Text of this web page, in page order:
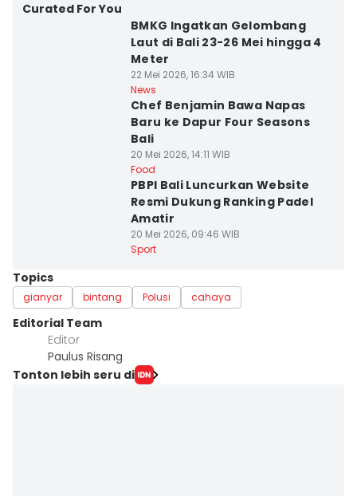
Curated For You
BMKG Ingatkan Gelombang
Laut di Bali 23-26 Mei hingga 4
Meter
22 Mei 2026, 16:34 WIB
News
Chef Benjamin Bawa Napas
Baru ke Dapur Four Seasons
Bali
20 Mei 2026, 14:11 WIB
Food
PBPI Bali Luncurkan Website
Resmi Dukung Ranking Padel
Amatir
20 Mei 2026, 09:46 WIB
Sport
Topics
gianyar bintang Polusi cahaya
Editorial Team
Editor
Paulus Risang
Tonton lebih seru di